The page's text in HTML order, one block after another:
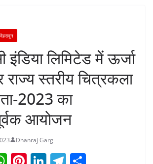
देहरादून
इंडिया लिमिटेड में ऊर्जा
राज्य स्तरीय चित्रकला
2023 का
आयोजन
Dhanraj Garg